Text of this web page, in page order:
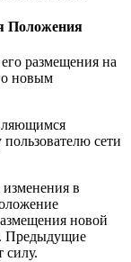
Положения
размещения на
новым
сети
в
новой
Предыдущие
силу.